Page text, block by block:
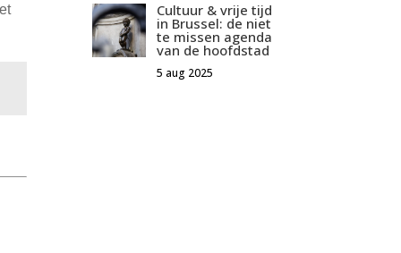
Cultuur & vrije tijd
in Brussel: de niet
te missen agenda
van de hoofdstad
5 aug 2025